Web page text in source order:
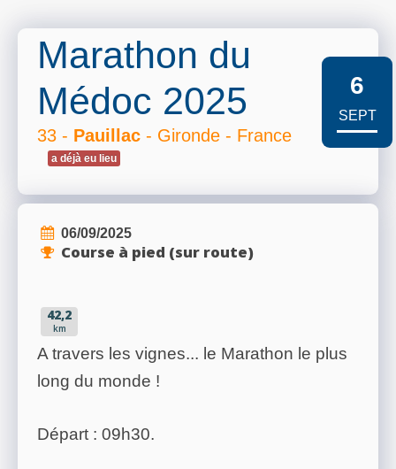
Marathon du
Médoc 2025
33 - Pauillac - Gironde - France
a déjà eu lieu
6
SEPT
06/09/2025
Course à pied (sur route)
42,2
km
A travers les vignes... le Marathon le plus
long du monde !
Départ : 09h30.